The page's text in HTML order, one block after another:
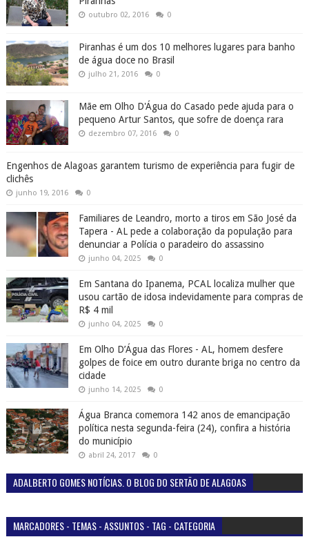
outubro 02, 2016 0
Piranhas é um dos 10 melhores lugares para banho
de água doce no Brasil
julho 21, 2016 0
Mãe em Olho D'Água do Casado pede ajuda para o
pequeno Artur Santos, que sofre de doença rara
dezembro 07, 2016 0
Engenhos de Alagoas garantem turismo de experiência para fugir de
clichês
junho 19, 2016 0
Familiares de Leandro, morto a tiros em São José da
Tapera - AL pede a colaboração da população para
denunciar a Polícia o paradeiro do assassino
junho 04, 2025 0
Em Santana do Ipanema, PCAL localiza mulher que
usou cartão de idosa indevidamente para compras de
R$ 4 mil
junho 04, 2025 0
Em Olho D’Água das Flores - AL, homem desfere
golpes de foice em outro durante briga no centro da
cidade
junho 14, 2025 0
Água Branca comemora 142 anos de emancipação
política nesta segunda-feira (24), confira a história
do município
abril 24, 2017 0
ADALBERTO GOMES NOTÍCIAS. O BLOG DO SERTÃO DE ALAGOAS
MARCADORES - TEMAS - ASSUNTOS - TAG - CATEGORIA